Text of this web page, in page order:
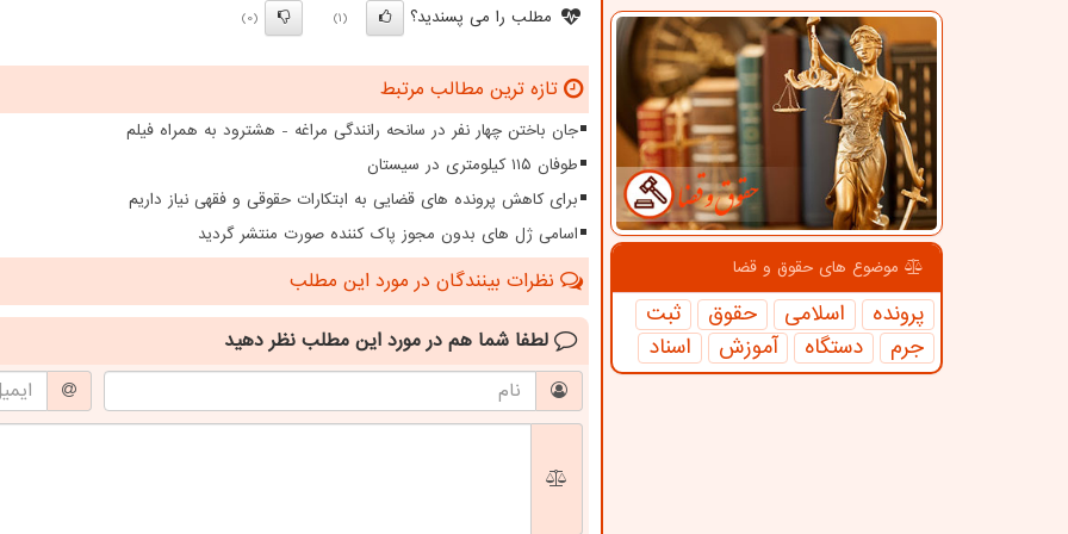
موضوع های حقوق و قضا
پرونده اسلامی حقوق
ثبت
جرم
دستگاه آموزش اسناد
مطلب را می پسندید؟ (1)
(0)
تازه ترین مطالب مرتبط
جان باختن چهار نفر در سانحه رانندگی مراغه - هشترود به همراه فیلم
طوفان ۱۱۵ کیلومتری در سیستان
برای کاهش پرونده های قضایی به ابتکارات حقوقی و فقهی نیاز داریم
اسامی ژل های بدون مجوز پاک کننده صورت منتشر گردید
نظرات بینندگان در مورد این مطلب
لطفا شما هم در مورد این مطلب نظر دهید